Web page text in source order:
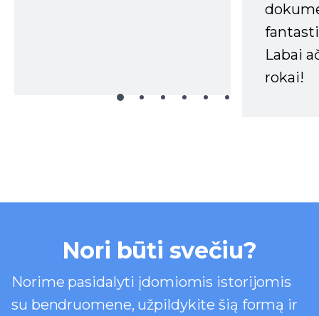
Labai
rokai!
Nori būti svečiu?
Norime pasidalyti įdomiomis istorijomis
su bendruomene, užpildykite šią formą ir